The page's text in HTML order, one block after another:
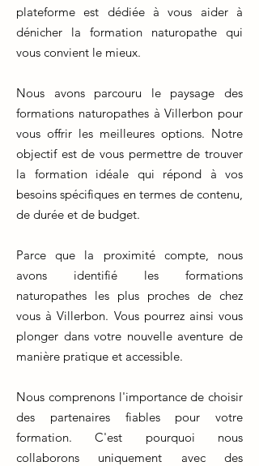
plateforme est dédiée à vous aider à
dénicher la formation naturopathe qui
vous convient le mieux.
Nous avons parcouru le paysage des
formations naturopathes à Villerbon pour
vous offrir les meilleures options. Notre
objectif est de vous permettre de trouver
la formation idéale qui répond à vos
besoins spécifiques en termes de contenu,
de durée et de budget.
Parce que la proximité compte, nous
avons identifié les formations
naturopathes les plus proches de chez
vous à Villerbon. Vous pourrez ainsi vous
plonger dans votre nouvelle aventure de
manière pratique et accessible.
Nous comprenons l'importance de choisir
des partenaires fiables pour votre
formation. C'est pourquoi nous
collaborons uniquement avec des